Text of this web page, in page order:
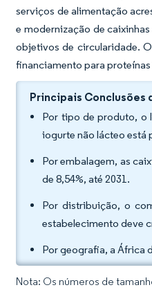
serviços de alimentação
e modernização de
objetivos de circularidade.
financiamento para
Principais Conclusões
Por tipo de produto, o
iogurte não lácteo está
Por embalagem, as
de 8,54%, até 2031.
Por distribuição, o
estabelecimento deve
Por geografia, a África
Nota: Os números de